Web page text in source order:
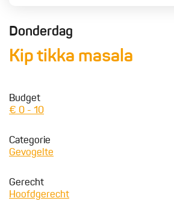
Donderdag
Kip tikka masala
Budget
€ 0 - 10
Categorie
Gevogelte
Gerecht
Hoofdgerecht